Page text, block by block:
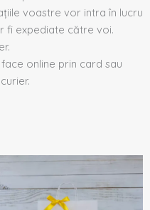
voastre vor intra în lucru
fi expediate către voi.
online prin card sau